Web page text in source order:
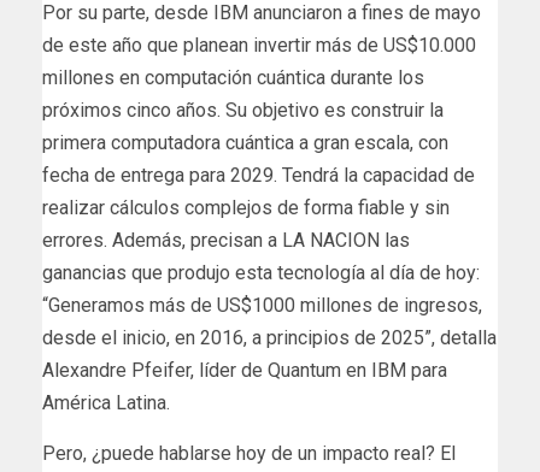
Por su parte, desde IBM anunciaron a fines de mayo
de este año que planean invertir más de US$10.000
millones en computación cuántica durante los
próximos cinco años. Su objetivo es construir la
primera computadora cuántica a gran escala, con
fecha de entrega para 2029. Tendrá la capacidad de
realizar cálculos complejos de forma fiable y sin
errores. Además, precisan a LA NACION las
ganancias que produjo esta tecnología al día de hoy:
“Generamos más de US$1000 millones de ingresos,
desde el inicio, en 2016, a principios de 2025”, detalla
Alexandre Pfeifer, líder de Quantum en IBM para
América Latina.
Pero, ¿puede hablarse hoy de un impacto real? El